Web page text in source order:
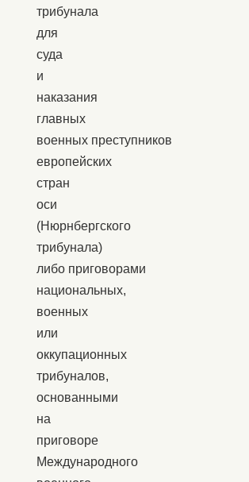
трибунала
для
суда
и
наказания
главных
военных преступников
европейских
стран
оси
(Нюрнбергского
трибунала)
либо приговорами
национальных,
военных
или
оккупационных
трибуналов,
основанными
на
приговоре
Международного